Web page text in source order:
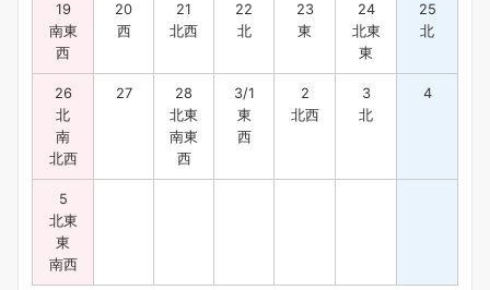
19
南東
西
20
西
21
北西
22
北
23
東
24
北東
東
25
北
26
北
南
北西
27
28
北東
南東
西
3/1
東
西
2
北西
3
北
4
5
北東
東
南西